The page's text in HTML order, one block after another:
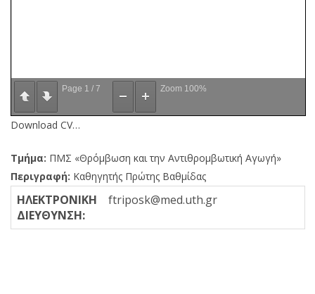
Page 1 / 7 Zoom 100%
Download CV…
Τμήμα: ΠΜΣ «Θρόμβωση και την Αντιθρομβωτική Αγωγή»
Περιγραφή: Καθηγητής Πρώτης Βαθμίδας
ΗΛΕΚΤΡΟΝΙΚΗ
ΔΙΕΥΘΥΝΣΗ:
ftriposk@med.uth.gr